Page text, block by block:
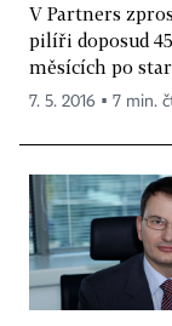
V Partners
pilíři doposud
měsících po
7. 5. 2016 ▪ 7 min.